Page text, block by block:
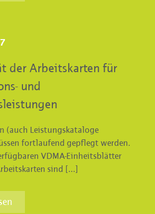
der Arbeitskarten für
und
(auch Leistungskataloge
fortlaufend gepflegt werden.
VDMA-Einheitsblätter
sind […]